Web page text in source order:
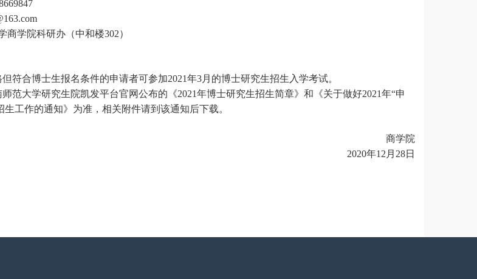
商学院科研办（中和楼302）
符合博士生报名条件的申请者可参加2021年3月 的博士研究生招生入学考试。
范大学研究生院凯发平台官网公布的 《2021年博士研究生招生简章》 和 《关于做好2021年“申
工作的通知》 为准，相关附件请到该通知后下载。
商学院
2020年1 2 月 28日